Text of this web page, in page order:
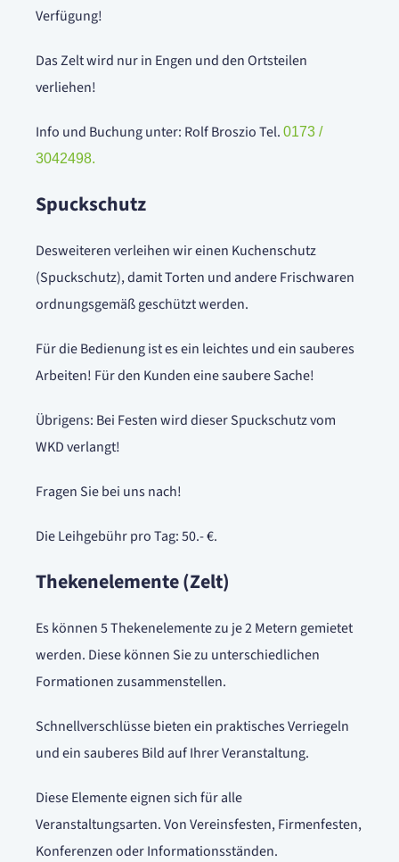
Verfügung!
Das Zelt wird nur in Engen und den Ortsteilen
verliehen!
Info und Buchung unter: Rolf Broszio Tel. 0173 /
3042498.
Spuckschutz
Desweiteren verleihen wir einen Kuchenschutz
(Spuckschutz), damit Torten und andere Frischwaren
ordnungsgemäß geschützt werden.
Für die Bedienung ist es ein leichtes und ein sauberes
Arbeiten! Für den Kunden eine saubere Sache!
Übrigens: Bei Festen wird dieser Spuckschutz vom
WKD verlangt!
Fragen Sie bei uns nach!
Die Leihgebühr pro Tag: 50.- €.
Thekenelemente (Zelt)
Es können 5 Thekenelemente zu je 2 Metern gemietet
werden. Diese können Sie zu unterschiedlichen
Formationen zusammenstellen.
Schnellverschlüsse bieten ein praktisches Verriegeln
und ein sauberes Bild auf Ihrer Veranstaltung.
Diese Elemente eignen sich für alle
Veranstaltungsarten. Von Vereinsfesten, Firmenfesten,
Konferenzen oder Informationsständen.